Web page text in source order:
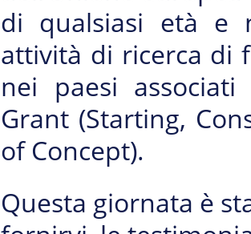
di qualsiasi età e
attività di ricerca di
nei paesi
Grant (Starting,
of Concept).
Questa giornata è